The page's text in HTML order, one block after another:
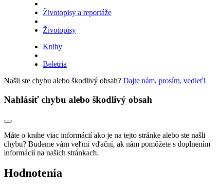
Životopisy a reportáže
Životopisy
Knihy
Beletria
Našli ste chybu alebo škodlivý obsah? Dajte nám, prosím, vedieť!
Nahlásiť chybu alebo škodlivý obsah
Máte o knihe viac informácií ako je na tejto stránke alebo ste našli
chybu? Budeme vám veľmi vďační, ak nám pomôžete s doplnením
informácií na našich stránkach.
Hodnotenia